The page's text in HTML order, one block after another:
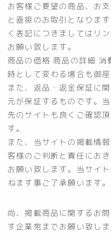
お客様ご要望の商品、お
と直接のお取引となりま
く表記につきましてはリ
お願い致します。
商品の価格 商品の詳細 消
時として変わる場合も御座
また、返品・返金保証に
元が保証するものです。
先のサイトも良くご確認
す。
また、当サイトの掲載情
客様のご判断と責任にお
お願い致します。当サイ
ねます事ご了承願います。
尚、掲載商品に関するお
す企業宛までお願い致し